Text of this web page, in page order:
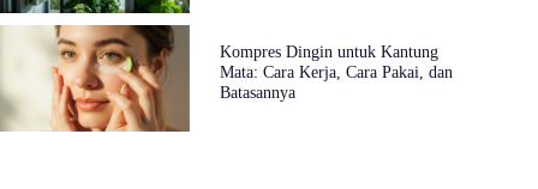
Kompres Dingin untuk Kantung
Mata: Cara Kerja, Cara Pakai, dan
Batasannya